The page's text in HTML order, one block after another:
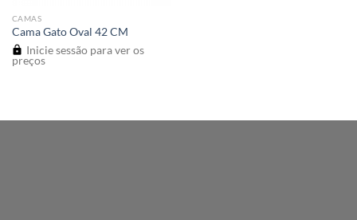
CAMAS
Cama Gato Oval 42 CM
Inicie sessão para ver os
preços